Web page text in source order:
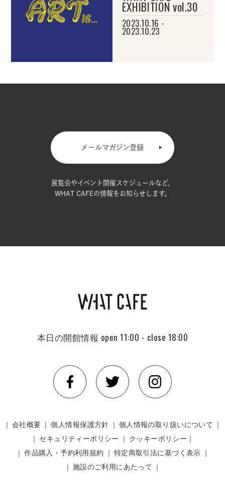
EXHIBITION vol.30
2023.10.16 -
2023.10.23
メールマガジン登録
展覧会やイベント開催スケジュールなど、
WHAT CAFEの情報をお知らせします。
本日の開館情報 open 11:00 - close 18:00
｜ 会社概要 ｜個人情報保護方針 ｜ 個人情報の取り扱いについて ｜
｜ セキュリティーポリシー ｜ クッキーポリシー｜
｜作品購入・予約利用規約 ｜ 特定商取引法に基づく表示 ｜
｜ 施設のご利用にあたって ｜